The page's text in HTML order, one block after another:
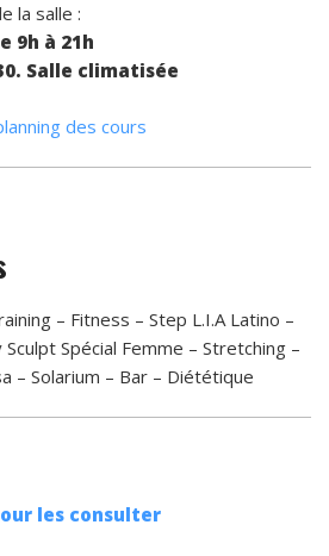
la salle :
9h à 21h
Salle climatisée
des cours
– Fitness – Step L.I.A Latino –
Spécial Femme – Stretching –
– Solarium – Bar – Diététique
les consulter